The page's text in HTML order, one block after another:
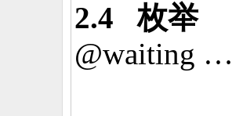
2.4枚举
@waiting